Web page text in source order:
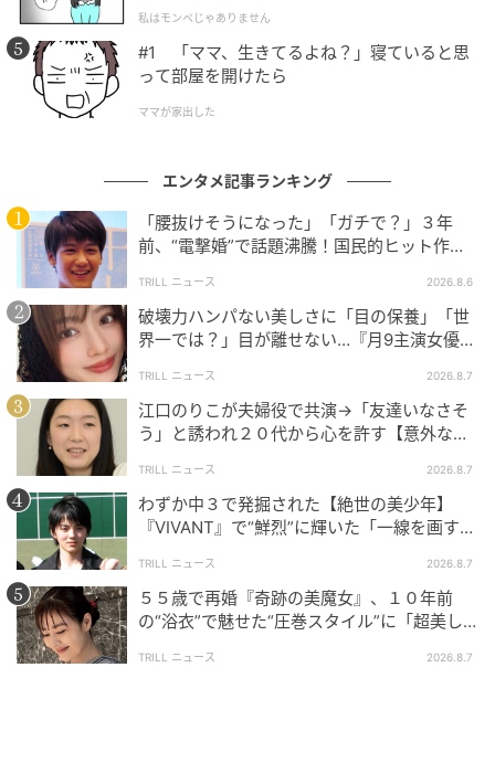
痴を言うわけ？ 昔はそういうこともあったのかもしれ
ないけれど、亡くなっていたら、そんなことを言うあ
れは無いですよ。
だから、もうそれだったら、仏様に「“儀礼”と“愛”、ど
く！」ってなると思いますよ。そんなことは、分かる
ことだから心配いりません。
だから、これは家族で話し合えばいいんです。お子さ
んとかもいれば「“儀礼”と“愛”、どちらが大事です
か？」って。いつもそうやって考えるようにしたら良
いと思いますよ。
私はモンペじゃありません
#1 「ママ、生きてるよね？」寝ていると思
って部屋を開けたら
ママが家出した
エンタメ記事ランキング
「腰抜けそうになった」「ガチで？」３年
前、“電撃婚”で話題沸騰！国民的ヒット作
TRILL ニュース 2026.8.6
破壊力ハンパない美しさに「目の保養」「世
界一では？」目が離せない…『月9主演女優
TRILL ニュース 2026.8.7
江口のりこが夫婦役で共演→「友達いなさそ
う」と誘われ２０代から心を許す【意外な親
TRILL ニュース 2026.8.7
わずか中３で発掘された【絶世の美少年】
『VIVANT』で“鮮烈”に輝いた「一線を画す」
TRILL ニュース 2026.8.7
５５歳で再婚『奇跡の美魔女』、１０年前
の“浴衣”で魅せた“圧巻スタイル”に「超美し
TRILL ニュース 2026.8.7